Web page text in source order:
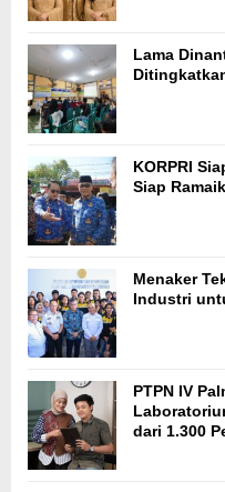
Lama
KORPRI
Siap
Menaker
Industri
PTPN IV
dari 1.300